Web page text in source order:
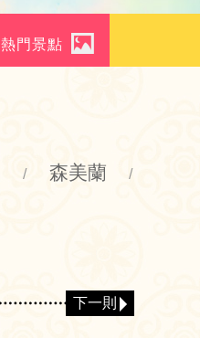
熱門景點
/ 森美蘭 /
下一則